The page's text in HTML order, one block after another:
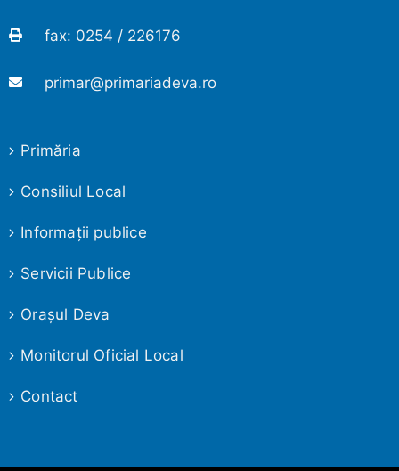
fax: 0254 / 226176
primar@primariadeva.ro
Primăria
Consiliul Local
Informaţii publice
Servicii Publice
Oraşul Deva
Monitorul Oficial Local
Contact